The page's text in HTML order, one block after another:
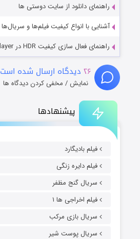
پیشنهادها
فیلم بادیگارد
فیلم دایره زنگی
سریال گنج مظفر
فیلم اخراجی ها ۱
سریال بازی مرکب
سریال پوست شیر
راهنمای دانلود از سایت دوستی ها
آشنایی با انواع کیفیت فیلم‌ها و سریال‌ها
راهنمای فعال سازی کیفیت HDR در PotPlayer
۲۶ دیدگاه ارسال شده است
نمایش / مخفی کردن دیدگاه ها